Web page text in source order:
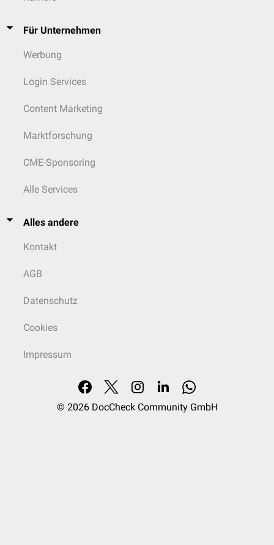
Für Unternehmen
Werbung
Login Services
Content Marketing
Marktforschung
CME-Sponsoring
Alle Services
Alles andere
Kontakt
AGB
Datenschutz
Cookies
Impressum
© 2026 DocCheck Community GmbH